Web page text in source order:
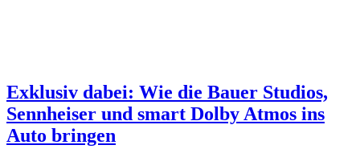
Exklusiv dabei: Wie die Bauer Studios,
Sennheiser und smart Dolby Atmos ins
Auto bringen